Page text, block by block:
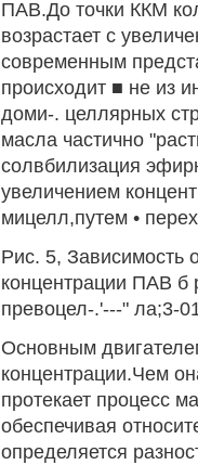
ПАВ.До точки ККМ
возрастает с
современным
происходит ■ не из
доми-. целлярных
масла частично
солвбилизация
увеличением
мицелл,путем •
Рис. 5, Зависимость
концентрации ПАВ б
превоцел-.'---" ла;3-
Основным
концентрации.Чем
протекает процесс
обеспечивая
определяется